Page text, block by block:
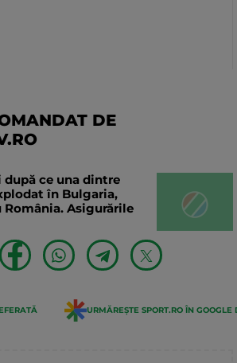
DE
după ce una dintre
în Bulgaria,
Asigurările
URMĂREȘTE SPORT.RO ÎN GOOGLE